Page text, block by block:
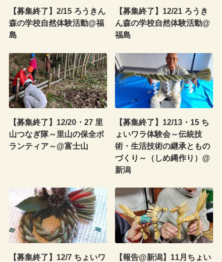
【募集終了】2/15 ろうきん
森の学校自然体験活動@福
島
【募集終了】12/21 ろうき
ん森の学校自然体験活動@
福島
【募集終了】12/20・27 里
山つなぎ隊～里山の保全ボ
ランティア～@富士山
【募集終了】12/13・15 ち
ょいワラ体験会～伝統技
術・生活技術の継承ともの
づくり～（しめ縄作り）@
新潟
【募集終了】12/7 ちょいワ
【報告@新潟】11月ちょい